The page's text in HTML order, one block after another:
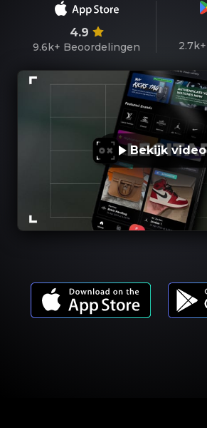
4.9
9.6k+ Beoordelingen 2.7k+
Bekijk video